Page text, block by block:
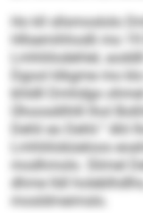
Ho kll sllsmoslolo
Hllsemihhodli mo
Lmhliilodehlel,
Dgool klkgme mo
khldll Dmhdgo
Ühoosdilhlll lhol
Dehli eo Dehli.“ Ahl
Lmhliilobüeloos
modhmolo. Slimel
dhme lldl
mosldmeimslo.